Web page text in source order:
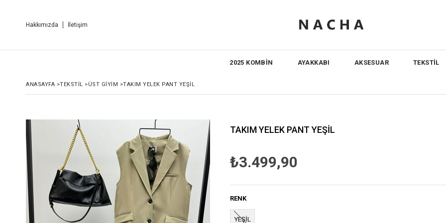
Hakkımızda İletişim
2025 KOMBİN AYAKKABI AKSESUAR TEKSTİL
ANASAYFA >TEKSTİL >ÜST GİYİM >TAKIM YELEK PANT YEŞİL
TAKIM YELEK PANT YEŞİL
₺3.499,90
RENK
YEŞİL